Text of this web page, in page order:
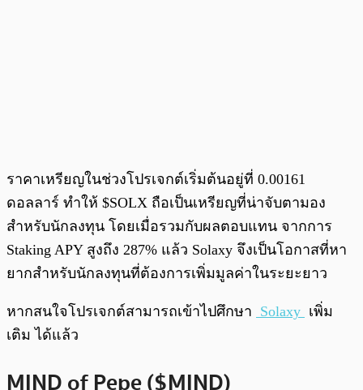
ราคาเหรียญในช่วงโปรเจกต์เริ่มต้นอยู่ที่ 0.00161
ดอลลาร์ ทำให้ $SOLX ถือเป็นเหรียญที่น่าจับตามอง
สำหรับนักลงทุน โดยเมื่อรวมกับผลตอบแทน จากการ
Staking APY สูงถึง 287% แล้ว Solaxy จึงเป็นโอกาสที่หา
ยากสำหรับนักลงทุนที่ต้องการเพิ่มมูลค่าในระยะยาว
หากสนใจโปรเจกต์สามารถเข้าไปศึกษา Solaxy เพิ่ม
เติม ได้แล้ว